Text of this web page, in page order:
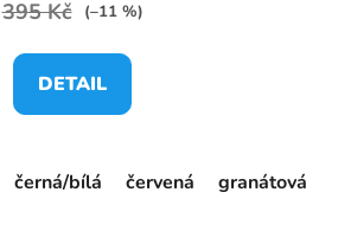
395 Kč (–11 %)
DETAIL
černá/bílá červená granátová